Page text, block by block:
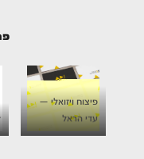
פיצוח ויזואלי —
עדי הראל